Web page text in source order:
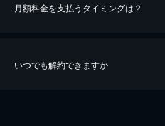
※40％ポイント還元の対象は、クレジットカ
月額料金を支払うタイミングは？
いつでも解約できますか